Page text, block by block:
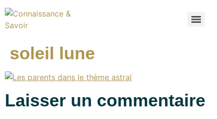
soleil lune
Laisser un commentaire